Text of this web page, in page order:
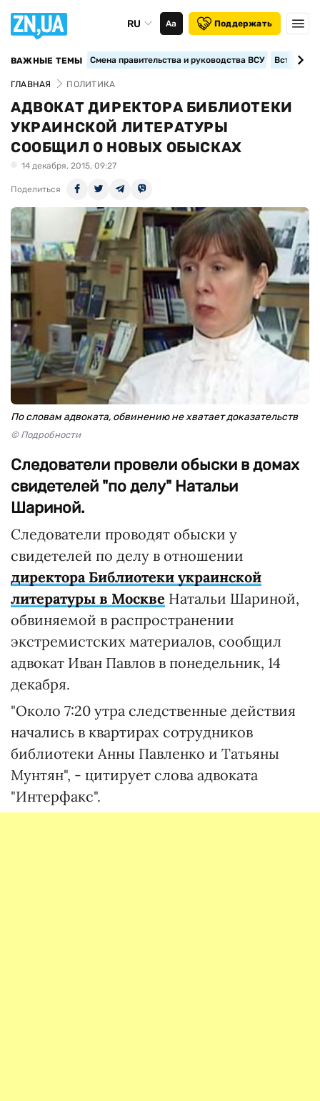
RU Аа Поддержать
ВАЖНЫЕ ТЕМЫ Смена правительства и руководства ВСУ
ГЛАВНАЯ ПОЛИТИКА
АДВОКАТ ДИРЕКТОРА БИБЛИОТЕКИ
УКРАИНСКОЙ ЛИТЕРАТУРЫ
СООБЩИЛ О НОВЫХ ОБЫСКАХ
14 декабря, 2015, 09:27
Поделиться
По словам адвоката, обвинению не хватает доказательств
© Подробности
Следователи провели обыски в домах
свидетелей "по делу" Натальи
Шариной.
Следователи проводят обыски у
свидетелей по делу в отношении
директора Библиотеки украинской
литературы в Москве Натальи Шариной,
обвиняемой в распространении
экстремистских материалов, сообщил
адвокат Иван Павлов в понедельник, 14
декабря.
"Около 7:20 утра следственные действия
начались в квартирах сотрудников
библиотеки Анны Павленко и Татьяны
Мунтян", - цитирует слова адвоката
"Интерфакс".